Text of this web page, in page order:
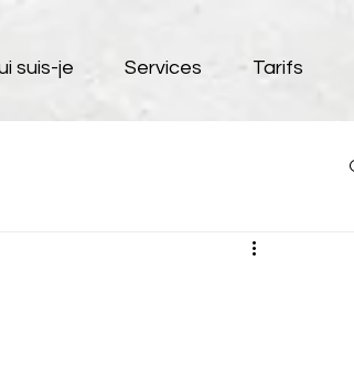
suis-je Services Tarifs